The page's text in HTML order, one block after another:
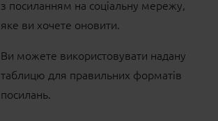
з посиланням на соціальну мережу,
яке ви хочете оновити.
Ви можете використовувати надану
таблицю для правильних форматів
посилань.